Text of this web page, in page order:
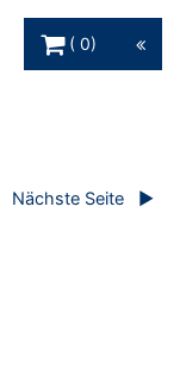
0
Nächste Seite